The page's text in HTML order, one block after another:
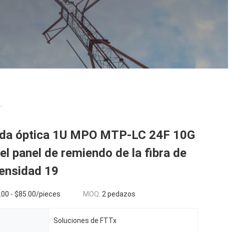
óptica 1U MPO MTP-LC 24F 10G
panel de remiendo de la fibra de
19
- $85.00/pieces MOQ: 2 pedazos
Soluciones de FTTx